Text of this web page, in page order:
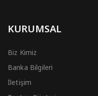
KURUMSAL
Biz Kimiz
Banka Bilgileri
İletişim